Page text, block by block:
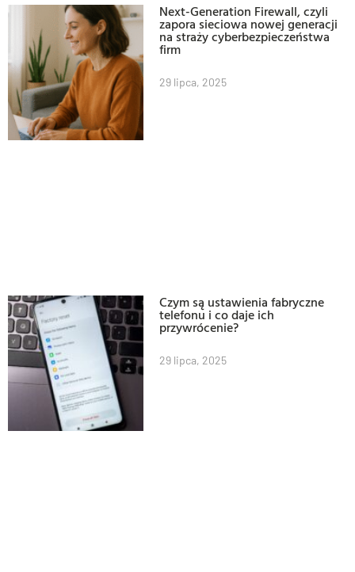
Next-Generation Firewall, czyli
zapora sieciowa nowej generacji
na straży cyberbezpieczeństwa
firm
29 lipca, 2025
Czym są ustawienia fabryczne
telefonu i co daje ich
przywrócenie?
29 lipca, 2025